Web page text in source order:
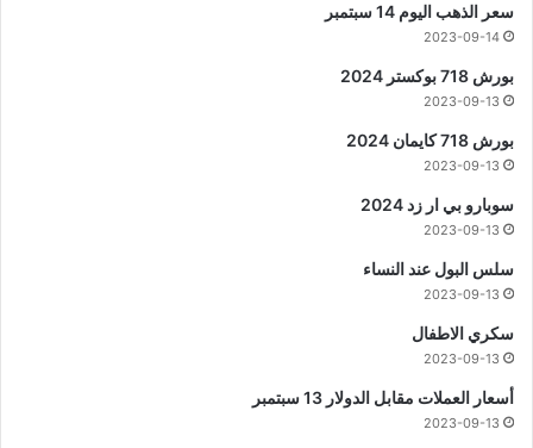
سعر الذهب اليوم 14 سبتمبر
2023-09-14
بورش 718 بوكستر 2024
2023-09-13
بورش 718 كايمان 2024
2023-09-13
سوبارو بي ار زد 2024
2023-09-13
سلس البول عند النساء
2023-09-13
سكري الاطفال
2023-09-13
أسعار العملات مقابل الدولار 13 سبتمبر
2023-09-13